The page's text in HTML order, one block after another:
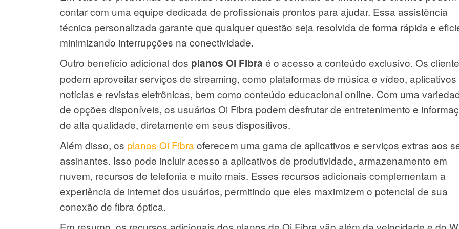
contar com uma equipe dedicada de profissionais prontos para ajudar. Essa assistência
técnica personalizada garante que qualquer questão seja resolvida de forma rápida e
minimizando interrupções na conectividade.
Outro benefício adicional dos planos Oi Fibra é o acesso a conteúdo exclusivo. Os
podem aproveitar serviços de streaming, como plataformas de música e vídeo, aplicativos
notícias e revistas eletrônicas, bem como conteúdo educacional online. Com uma
de opções disponíveis, os usuários Oi Fibra podem desfrutar de entretenimento e
de alta qualidade, diretamente em seus dispositivos.
Além disso, os planos Oi Fibra oferecem uma gama de aplicativos e serviços extras aos
assinantes. Isso pode incluir acesso a aplicativos de produtividade, armazenamento em
nuvem, recursos de telefonia e muito mais. Esses recursos adicionais complementam a
experiência de internet dos usuários, permitindo que eles maximizem o potencial de sua
conexão de fibra óptica.